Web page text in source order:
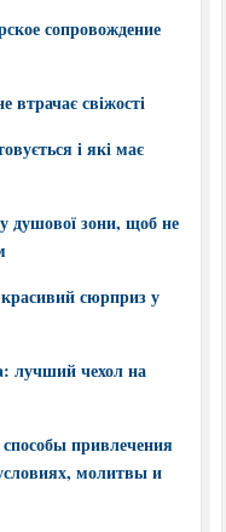
сопровождение
втрачає свіжості
і які має
душової зони, щоб не
сюрприз у
лучший чехол на
привлечения
молитвы и